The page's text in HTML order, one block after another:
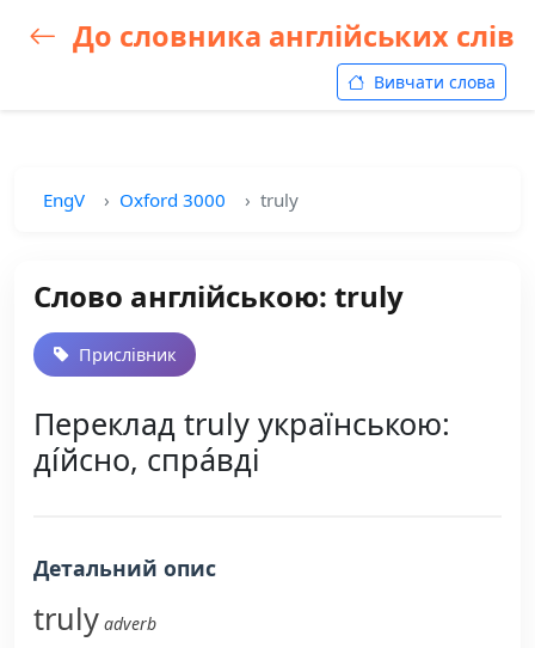
До словника англійських слів
Вивчати слова
EngV Oxford 3000 truly
Слово англійською: truly
Прислівник
Переклад truly українською:
ді́йсно, спра́вді
Детальний опис
truly adverb